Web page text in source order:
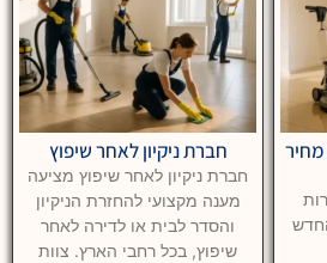
מחיר
חברת ניקיון לאחר שיפוץ
חברת ניקיון לאחר שיפוץ מציעה
מענה מקצועי להחזרת הניקיון
והסדר לבית או לדירה לאחר
שיפוץ, בכל רחבי הארץ. צוות